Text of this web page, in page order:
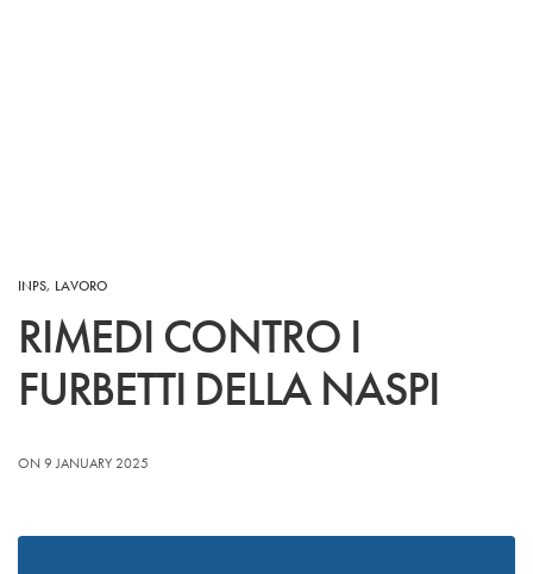
INPS, LAVORO
RIMEDI CONTRO I
FURBETTI DELLA NASPI
ON 9 JANUARY 2025